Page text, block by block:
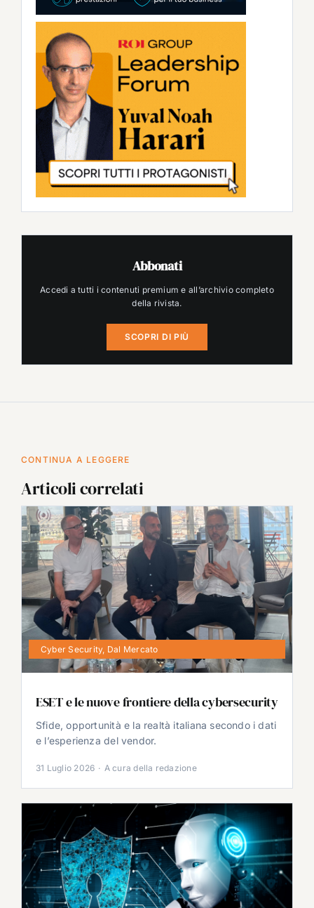
Abbonati
Accedi a tutti i contenuti premium e all’archivio completo
della rivista.
SCOPRI DI PIÙ
CONTINUA A LEGGERE
Articoli correlati
Cyber Security, Dal Mercato
ESET e le nuove frontiere della cybersecurity
Sfide, opportunità e la realtà italiana secondo i dati
e l’esperienza del vendor.
31 Luglio 2026 · A cura della redazione